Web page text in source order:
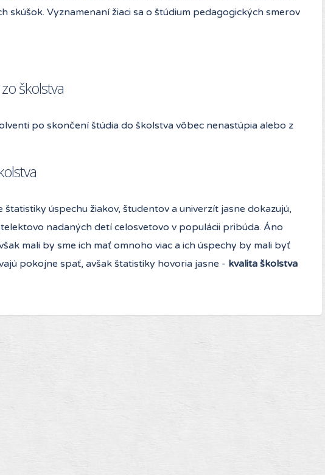
skúšok. Vyznamenaní žiaci sa o štúdium pedagogických smerov
školstva
po skončení štúdia do školstva vôbec nenastúpia alebo z
štatistiky úspechu žiakov, študentov a univerzít jasne dokazujú,
nadaných detí celosvetovo v populácii pribúda. Áno
mali by sme ich mať omnoho viac a ich úspechy by mali byť
pokojne spať, avšak štatistiky hovoria jasne - kvalita školstva